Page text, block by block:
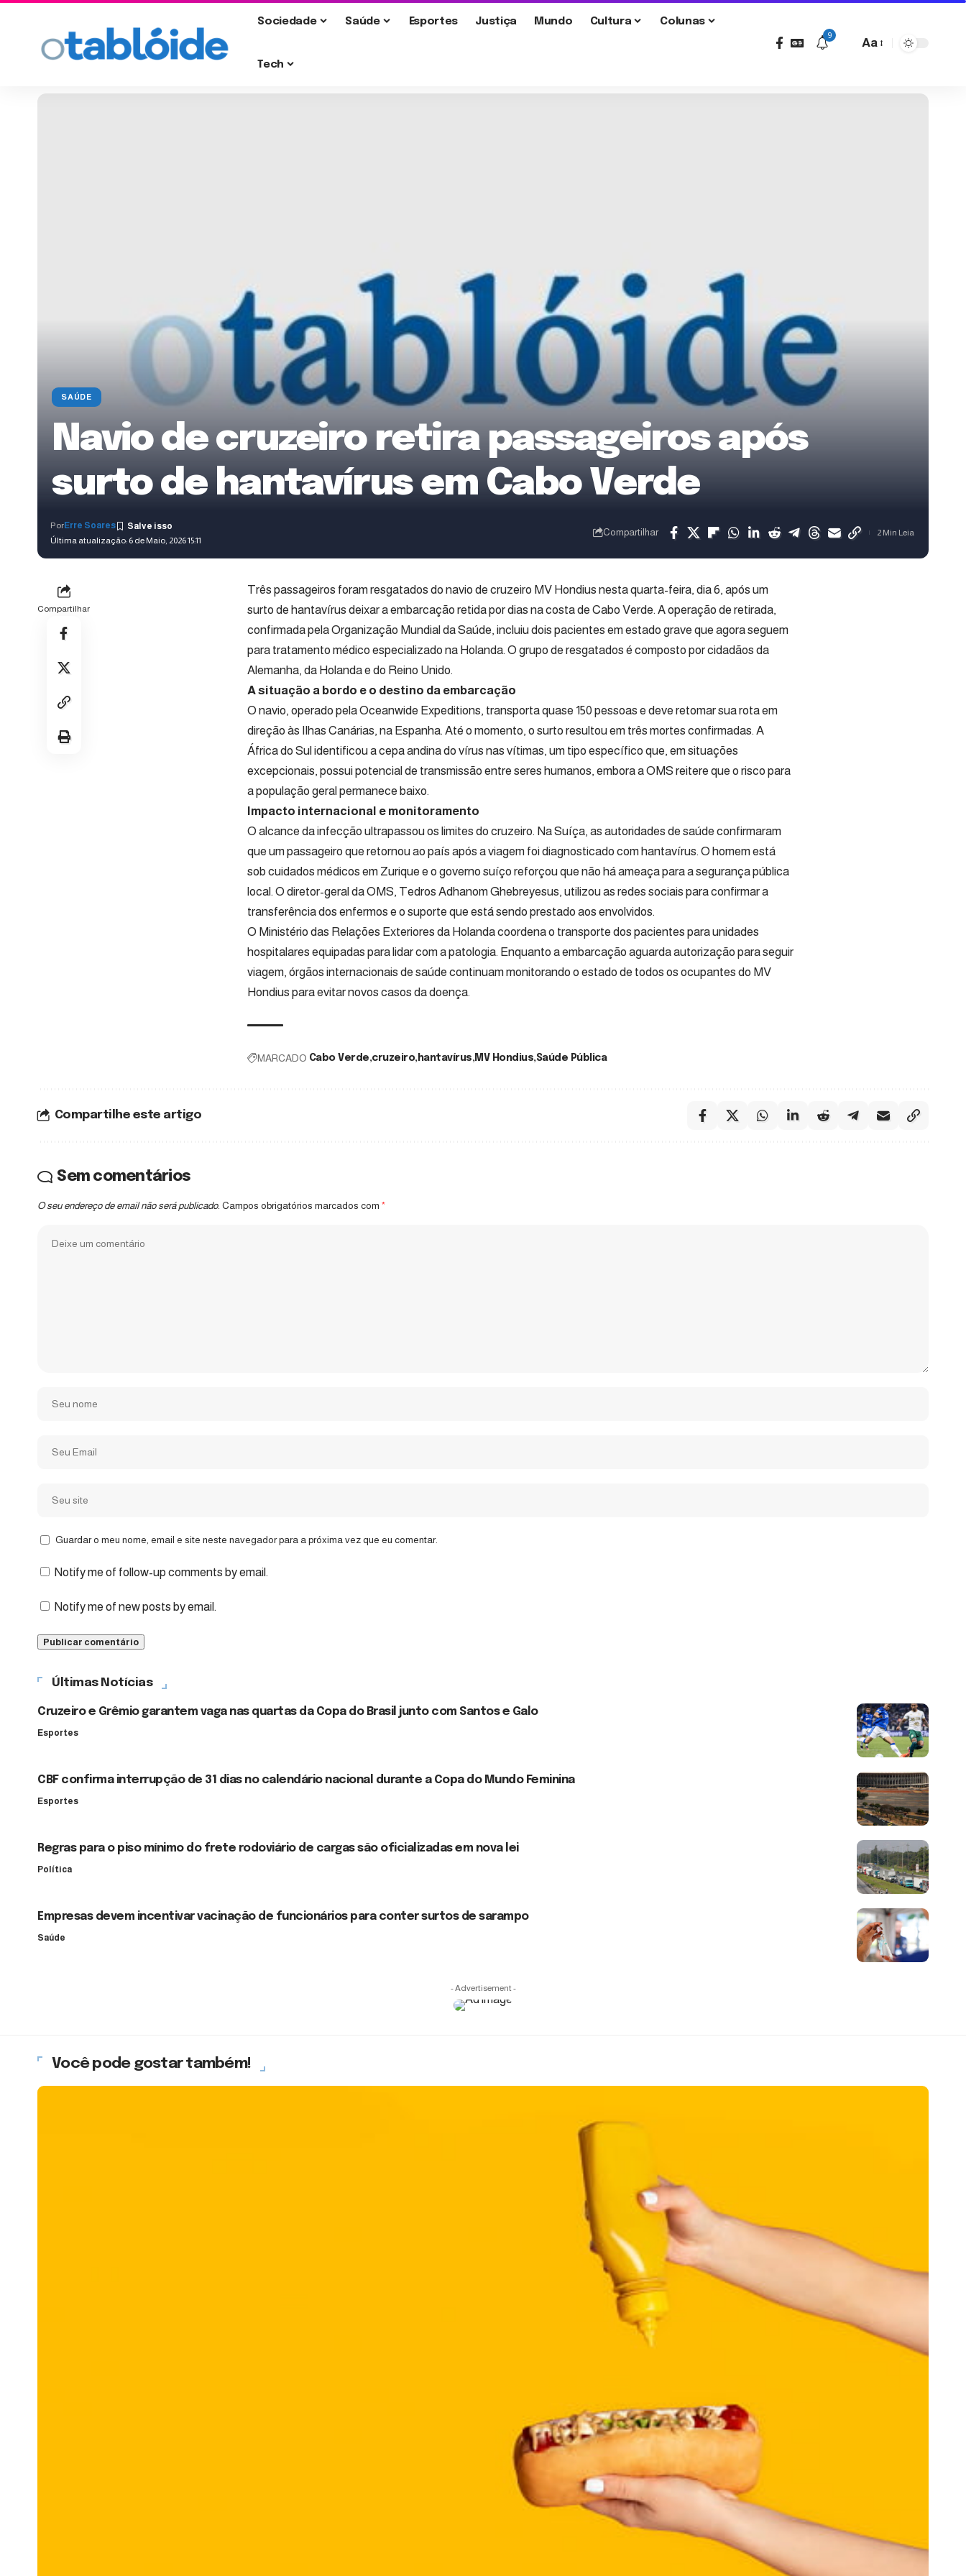
Sociedade Saúde Esportes Justiça Mundo Cultura Colunas
Tech
9
Aa
SAÚDE
Navio de cruzeiro retira passageiros após
surto de hantavírus em Cabo Verde
Última atualização: 6 de Maio, 2026 15:11
PorErre Soares
Compartilhar 2 Min Leia
Compartilhar
Três passageiros foram resgatados do navio de cruzeiro MV Hondius nesta quarta-feira, dia 6, após um
surto de hantavírus deixar a embarcação retida por dias na costa de Cabo Verde. A operação de retirada,
confirmada pela Organização Mundial da Saúde, incluiu dois pacientes em estado grave que agora seguem
para tratamento médico especializado na Holanda. O grupo de resgatados é composto por cidadãos da
Alemanha, da Holanda e do Reino Unido.
A situação a bordo e o destino da embarcação
O navio, operado pela Oceanwide Expeditions, transporta quase 150 pessoas e deve retomar sua rota em
direção às Ilhas Canárias, na Espanha. Até o momento, o surto resultou em três mortes confirmadas. A
África do Sul identificou a cepa andina do vírus nas vítimas, um tipo específico que, em situações
excepcionais, possui potencial de transmissão entre seres humanos, embora a OMS reitere que o risco para
a população geral permanece baixo.
Impacto internacional e monitoramento
O alcance da infecção ultrapassou os limites do cruzeiro. Na Suíça, as autoridades de saúde confirmaram
que um passageiro que retornou ao país após a viagem foi diagnosticado com hantavírus. O homem está
sob cuidados médicos em Zurique e o governo suíço reforçou que não há ameaça para a segurança pública
local. O diretor-geral da OMS, Tedros Adhanom Ghebreyesus, utilizou as redes sociais para confirmar a
transferência dos enfermos e o suporte que está sendo prestado aos envolvidos.
O Ministério das Relações Exteriores da Holanda coordena o transporte dos pacientes para unidades
hospitalares equipadas para lidar com a patologia. Enquanto a embarcação aguarda autorização para seguir
viagem, órgãos internacionais de saúde continuam monitorando o estado de todos os ocupantes do MV
Hondius para evitar novos casos da doença.
MARCADO Cabo Verde cruzeiro hantavírus MV Hondius Saúde Pública
Compartilhe este artigo
Sem comentários
O seu endereço de email não será publicado. Campos obrigatórios marcados com *
Guardar o meu nome, email e site neste navegador para a próxima vez que eu comentar.
Notify me of follow-up comments by email.
Notify me of new posts by email.
Últimas Notícias
Cruzeiro e Grêmio garantem vaga nas quartas da Copa do Brasil junto com Santos e Galo
Esportes
CBF confirma interrupção de 31 dias no calendário nacional durante a Copa do Mundo Feminina
Esportes
Regras para o piso mínimo do frete rodoviário de cargas são oficializadas em nova lei
Política
Empresas devem incentivar vacinação de funcionários para conter surtos de sarampo
Saúde
- Advertisement -
Você pode gostar também!